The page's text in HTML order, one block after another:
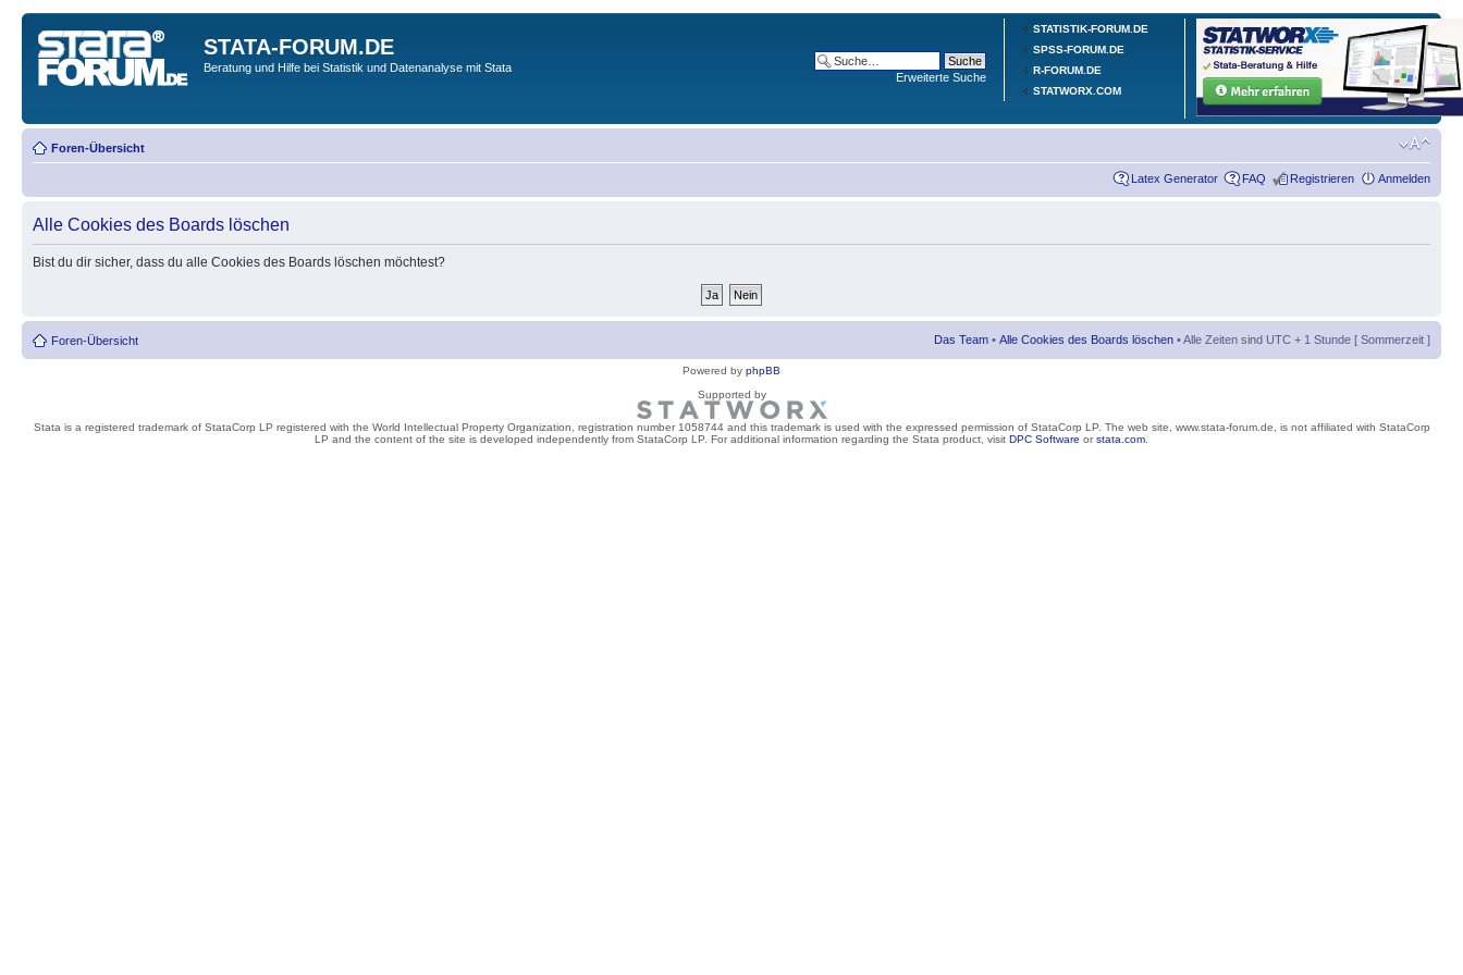
STATISTIK-FORUM.DE
SPSS-FORUM.DE
R-FORUM.DE
STATWORX.COM
STATA-FORUM.DE
Beratung und Hilfe bei Statistik und Datenanalyse mit Stata
Erweiterte Suche
Foren-Übersicht
Latex Generator FAQ Registrieren Anmelden
Alle Cookies des Boards löschen
Bist du dir sicher, dass du alle Cookies des Boards löschen möchtest?
Foren-Übersicht Das Team • Alle Cookies des Boards löschen • Alle Zeiten sind UTC + 1 Stunde [ Sommerzeit ]
Powered by phpBB
Supported by
Stata is a registered trademark of StataCorp LP registered with the World Intellectual Property Organization, registration number 1058744 and this trademark is used with the expressed permission of StataCorp LP. The web site, www.stata-forum.de, is not affiliated with StataCorp
LP and the content of the site is developed independently from StataCorp LP. For additional information regarding the Stata product, visit DPC Software orstata.com